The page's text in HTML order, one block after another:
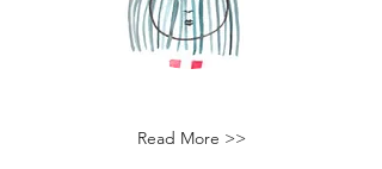
Read More >>